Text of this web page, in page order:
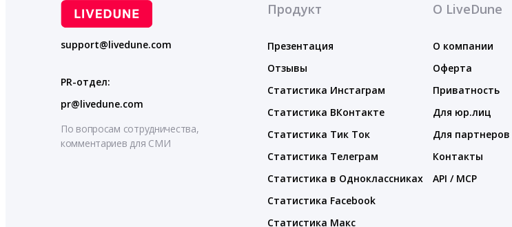
support@livedune.com
PR-отдел:
pr@livedune.com
По вопросам сотрудничества,
комментариев для СМИ
Продукт
Презентация
Отзывы
Статистика Инстаграм
Статистика ВКонтакте
Статистика Тик Ток
Статистика Телеграм
Статистика в Одноклассниках
Статистика Facebook
Статистика Макс
О LiveDune
О компании
Оферта
Приватность
Для юр.лиц
Для партнеров
Контакты
API / MCP